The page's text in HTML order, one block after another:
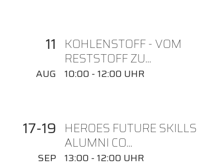
11 KOHLENSTOFF - VOM
RESTSTOFF ZU...
AUG 10:00 - 12:00 UHR
17 19 HEROES FUTURE SKILLS
ALUMNI CO...
SEP 13:00 - 12:00 UHR